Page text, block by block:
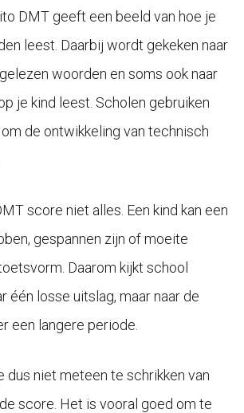
DMT geeft een beeld van hoe je
leest. Daarbij wordt gekeken naar
woorden en soms ook naar
je kind leest. Scholen gebruiken
de ontwikkeling van technisch
score niet alles. Een kind kan een
gespannen zijn of moeite
Daarom kijkt school
één losse uitslag, maar naar de
een langere periode.
dus niet meteen te schrikken van
score. Het is vooral goed om te